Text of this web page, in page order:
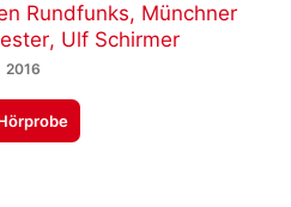
Rundfunks, Münchner
, Ulf Schirmer
2016